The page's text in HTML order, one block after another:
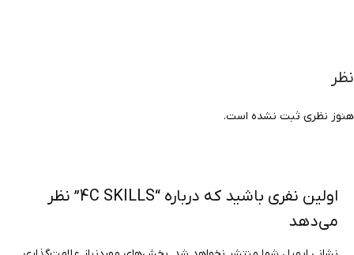
نظری ثبت نشده است.
اولین نفری باشید که درباره “4C SKILLS” نظر
می‌دهد